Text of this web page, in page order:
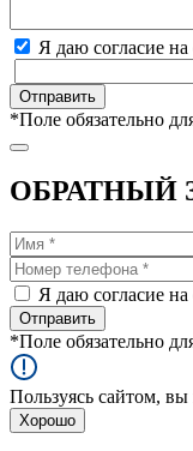
Я даю согласие
*Поле обязательно
ОБРАТНЫЙ
Я даю согласие
*Поле обязательно
Пользуясь сайтом,
Хорошо